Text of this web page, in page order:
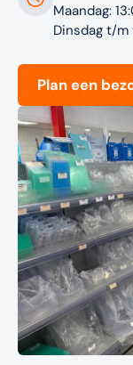
Maandag:
Dinsdag t/m
Plan een